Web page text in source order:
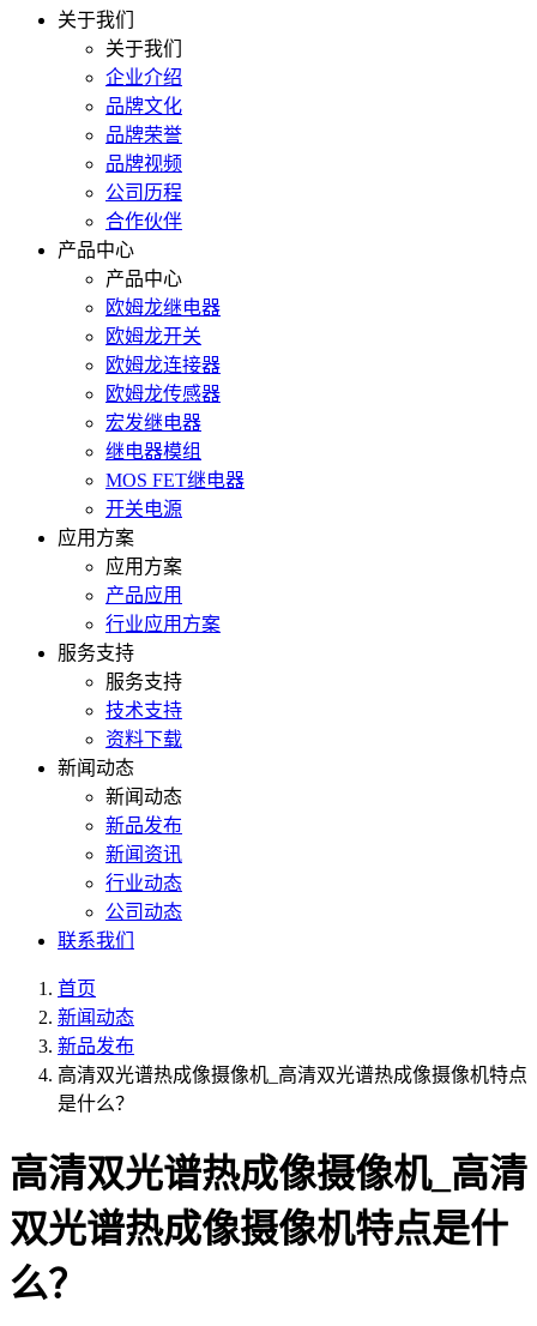
关于我们
关于我们
企业介绍
品牌文化
品牌荣誉
品牌视频
公司历程
合作伙伴
产品中心
产品中心
欧姆龙继电器
欧姆龙开关
欧姆龙连接器
欧姆龙传感器
宏发继电器
继电器模组
MOS FET继电器
开关电源
应用方案
应用方案
产品应用
行业应用方案
服务支持
服务支持
技术支持
资料下载
新闻动态
新闻动态
新品发布
新闻资讯
行业动态
公司动态
联系我们
首页
新闻动态
新品发布
高清双光谱热成像摄像机_高清双光谱热成像摄像机特点
是什么？
高清双光谱热成像摄像机_高清
双光谱热成像摄像机特点是什
么？